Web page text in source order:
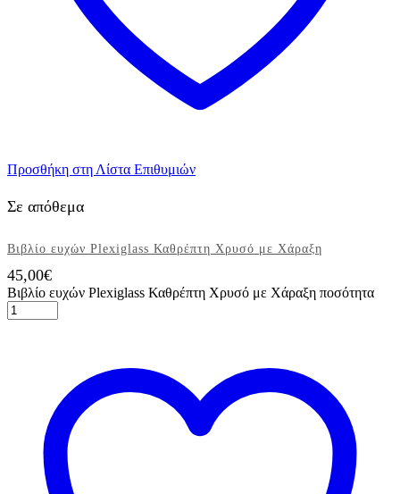
Προσθήκη στη Λίστα Επιθυμιών
Σε απόθεμα
Βιβλίο ευχών Plexiglass Καθρέπτη Χρυσό με Χάραξη
45,00€
Βιβλίο ευχών Plexiglass Καθρέπτη Χρυσό με Χάραξη ποσότητα